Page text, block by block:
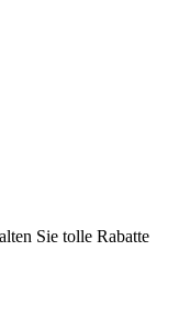
Sie tolle Rabatte